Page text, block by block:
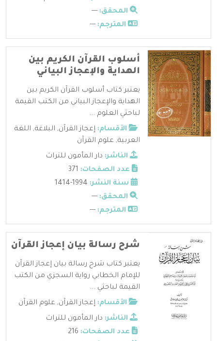
المحقق: ---
المترجم: ---
أسلوب القرآن الكريم بين
الهداية والإعجاز البياني
يعتبر كتاب أسلوب القرآن الكريم بين
الهداية والإعجاز البياني من الكتب القيمة
لباحثي العلوم ...
الأقسام: إعجاز القرآن, البلاغة, اللغة
العربية, علوم القرآن
الناشر: دار المأمون للتراث
عدد الصفحات:
سنة النشر:
المحقق: ---
المترجم: ---
شرح رسالة بيان إعجاز القرآن
يعتبر كتاب شرح رسالة بيان إعجاز القرآن
للإمام الخطابي رواية السجزي من الكتب
القيمة لباحثي ...
الأقسام: إعجاز القرآن, علوم القرآن
الناشر: دار المأمون للتراث
عدد الصفحات: